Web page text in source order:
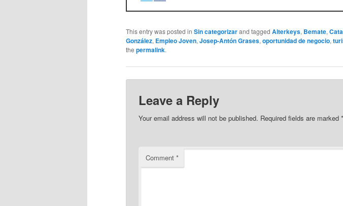
This entry was posted in Sin categorizarand tagged Alterkeys, Bemate,
González, Empleo Joven, Josep-Antón Grases, oportunidad de negocio,
the permalink.
Leave a Reply
Your email address will not be published. Required fields are marked*
Comment*